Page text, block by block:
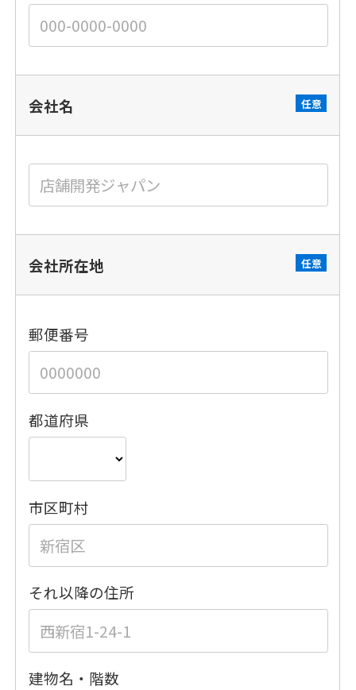
会社名 任意
会社所在地 任意
郵便番号
都道府県
市区町村
それ以降の住所
建物名・階数